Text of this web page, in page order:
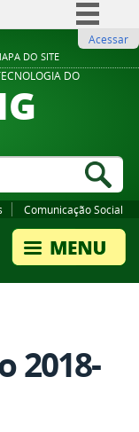
DO SITE
BR
Acessar
DO
Comunicação Social
2018-